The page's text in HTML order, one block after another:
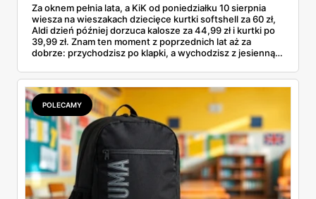
Za oknem pełnia lata, a KiK od poniedziałku 10 sierpnia
wiesza na wieszakach dziecięce kurtki softshell za 60 zł,
Aldi dzień później dorzuca kalosze za 44,99 zł i kurtki po
39,99 zł. Znam ten moment z poprzednich lat aż za
dobrze: przychodzisz po klapki, a wychodzisz z jesienną
pojawi się w gazetkach w przyszłym tygodniu i czy jest
sens kupować jesień, zanim skończą się wakacje.
POLECAMY